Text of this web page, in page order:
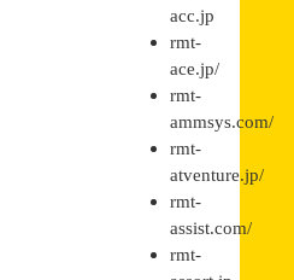
acc.jp
rmt-
ace.jp/
rmt-
ammsys.com/
rmt-
atventure.jp/
rmt-
assist.com/
rmt-